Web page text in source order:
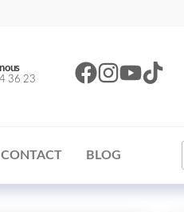
36 23
CONTACT BLOG